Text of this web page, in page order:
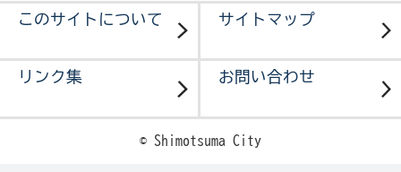
このサイトについて サイトマップ
リンク集 お問い合わせ
© Shimotsuma City